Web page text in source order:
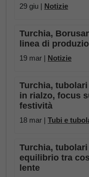
29 giu | Notizie
Turchia,
linea di
19 mar | Notizie
Turchia,
in rialzo, focus
festività
18 mar | Tubi e
Turchia,
equilibrio tra
lente